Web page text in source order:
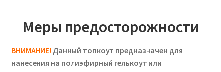
Меры предосторожности
ВНИМАНИЕ! Данный топкоут предназначен для
нанесения на полиэфирный гелькоут или